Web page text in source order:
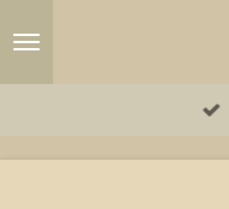
hoofdinhoud